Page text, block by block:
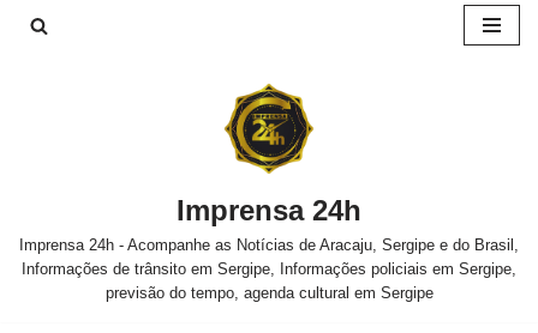
Imprensa 24h
Imprensa 24h - Acompanhe as Notícias de Aracaju, Sergipe e do Brasil,
Informações de trânsito em Sergipe, Informações policiais em Sergipe,
previsão do tempo, agenda cultural em Sergipe